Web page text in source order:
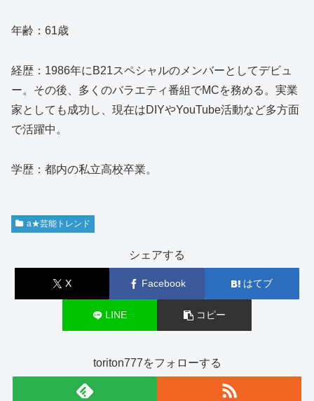
年齢：61歳
経歴：1986年にB21スペシャルのメンバーとしてデビュ
ー。その後、多くのバラエティ番組でMCを務める。実業
家としても成功し、現在はDIYやYouTube活動など多方面
で活躍中。
学歴：都内の私立高校卒業。
a★芸能トレンド
シェアする
X Facebook はてブ
LINE コピー
toriton777をフォローする